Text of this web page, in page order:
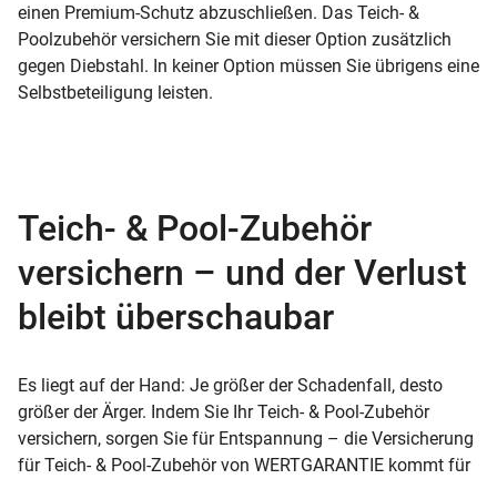
einen Premium-Schutz abzuschließen. Das Teich- &
Poolzubehör versichern Sie mit dieser Option zusätzlich
gegen Diebstahl. In keiner Option müssen Sie übrigens eine
Selbstbeteiligung leisten.
Teich- & Pool-Zubehör
versichern – und der Verlust
bleibt überschaubar
Es liegt auf der Hand: Je größer der Schadenfall, desto
größer der Ärger. Indem Sie Ihr Teich- & Pool-Zubehör
versichern, sorgen Sie für Entspannung – die Versicherung
für Teich- & Pool-Zubehör von WERTGARANTIE kommt für